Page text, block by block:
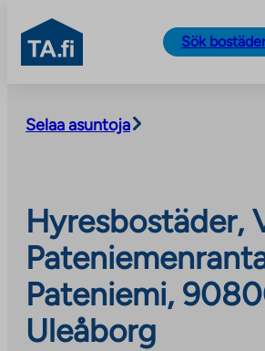
content
TA.fi
Sök bostäder
Selaa asuntoja
Hyresbostäder,
Pateniemi,
Uleåborg